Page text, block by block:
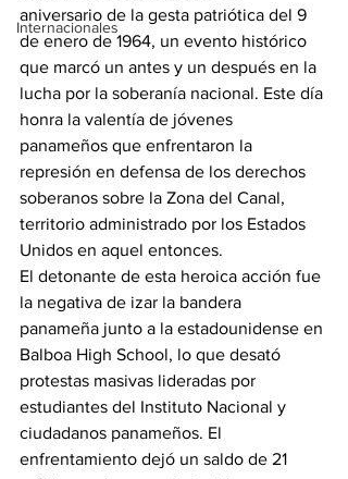
Internacionales
aniversario de la gesta patriótica del 9
de enero de 1964, un evento histórico
que marcó un antes y un después en la
lucha por la soberanía nacional. Este día
honra la valentía de jóvenes
panameños que enfrentaron la
represión en defensa de los derechos
soberanos sobre la Zona del Canal,
territorio administrado por los Estados
Unidos en aquel entonces.
El detonante de esta heroica acción fue
la negativa de izar la bandera
panameña junto a la estadounidense en
Balboa High School, lo que desató
protestas masivas lideradas por
estudiantes del Instituto Nacional y
ciudadanos panameños. El
enfrentamiento dejó un saldo de 21